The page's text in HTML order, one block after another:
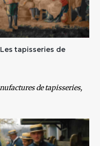
tapisseries de
de tapisseries,